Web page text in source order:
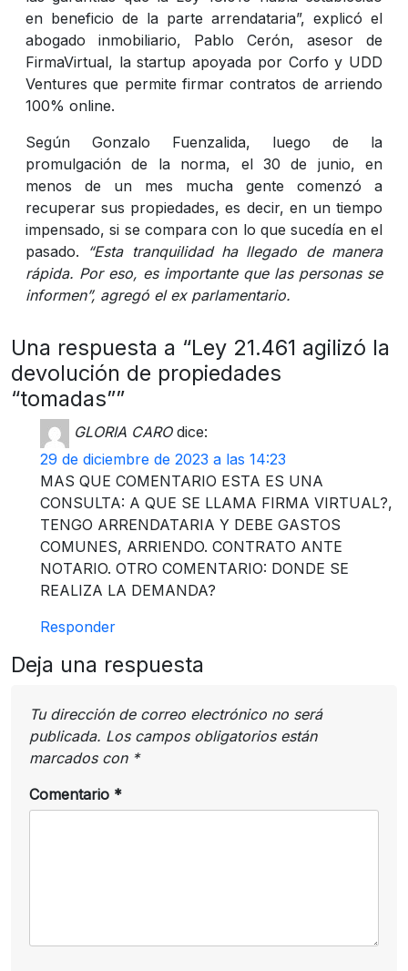
en beneficio de la parte arrendataria”, explicó el
abogado inmobiliario, Pablo Cerón, asesor de
FirmaVirtual, la startup apoyada por Corfo y UDD
Ventures que permite firmar contratos de arriendo
100% online.
Según Gonzalo Fuenzalida, luego de la
promulgación de la norma, el 30 de junio, en
menos de un mes mucha gente comenzó a
recuperar sus propiedades, es decir, en un tiempo
impensado, si se compara con lo que sucedía en el
pasado.
“Esta tranquilidad ha llegado de manera
rápida. Por eso, es importante que las personas se
informen”, agregó el ex parlamentario.
Una respuesta a “Ley 21.461 agilizó la
devolución de propiedades
“tomadas””
GLORIA CARO dice:
29 de diciembre de 2023 a las 14:23
MAS QUE COMENTARIO ESTA ES UNA
CONSULTA: A QUE SE LLAMA FIRMA VIRTUAL?,
TENGO ARRENDATARIA Y DEBE GASTOS
COMUNES, ARRIENDO. CONTRATO ANTE
NOTARIO. OTRO COMENTARIO: DONDE SE
REALIZA LA DEMANDA?
Responder
Deja una respuesta
Tu dirección de correo electrónico no será
publicada. Los campos obligatorios están
marcados con *
Comentario *